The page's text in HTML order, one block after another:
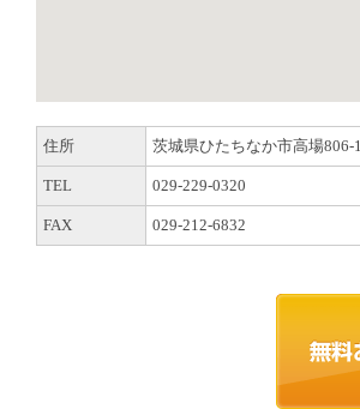
住所 茨城県ひたちなか市高場806-1
TEL 029-229-0320
FAX 029-212-6832